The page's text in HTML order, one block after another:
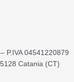
P.IVA 04541220879
Catania (CT)